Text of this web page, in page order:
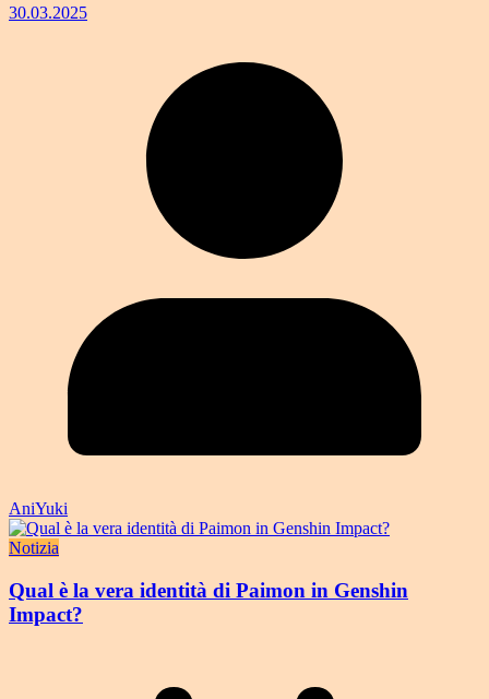
30.03.2025
AniYuki
Notizia
Qual è la vera identità di Paimon in Genshin
Impact?